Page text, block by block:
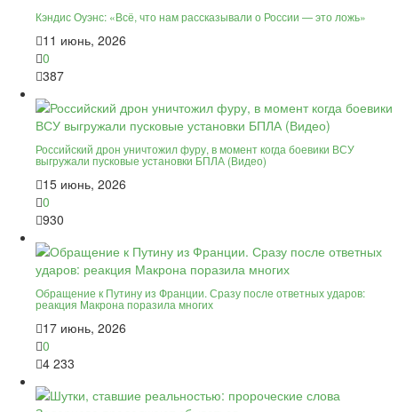
Кэндис Оуэнс: «Всё, что нам рассказывали о России — это ложь»
11 июнь, 2026
0
387
Российский дрон уничтожил фуру, в момент когда боевики ВСУ
выгружали пусковые установки БПЛА (Видео)
15 июнь, 2026
0
930
Обращение к Путину из Франции. Сразу после ответных ударов:
реакция Макрона поразила многих
17 июнь, 2026
0
4 233